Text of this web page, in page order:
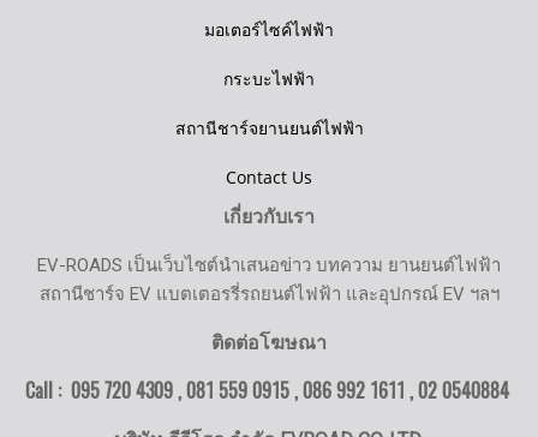
มอเตอร์ไซค์ไฟฟ้า
กระบะไฟฟ้า
สถานีชาร์จยานยนต์ไฟฟ้า
Contact Us
เกี่ยวกับเรา
EV-ROADS เป็นเว็บไซต์นำเสนอข่าว บทความ ยานยนต์ไฟฟ้า
สถานีชาร์จ EV แบตเตอรรี่รถยนต์ไฟฟ้า และอุปกรณ์ EV ฯลฯ
ติดต่อโฆษณา
Call : 095 720 4309 , 081 559 0915 , 086 992 1611 ,02 0540884